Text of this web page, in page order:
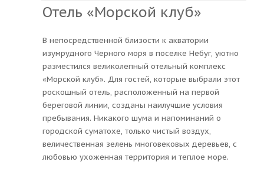
Отель «Морской клуб»
В непосредственной близости к акватории
изумрудного Черного моря в поселке Небуг, уютно
разместился великолепный отельный комплекс
«Морской клуб». Для гостей, которые выбрали этот
роскошный отель, расположенный на первой
береговой линии, созданы наилучшие условия
пребывания. Никакого шума и напоминаний о
городской суматохе, только чистый воздух,
величественная зелень многовековых деревьев, с
любовью ухоженная территория и теплое море.